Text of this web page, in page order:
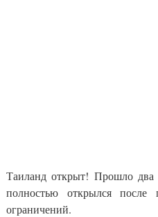
Таиланд открыт! Прошло
полностью открылся после
ограничений.